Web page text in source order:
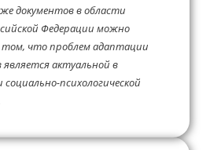
документов в области
Федерации можно
том, что проблем адаптации
является актуальной в
социально-психологической